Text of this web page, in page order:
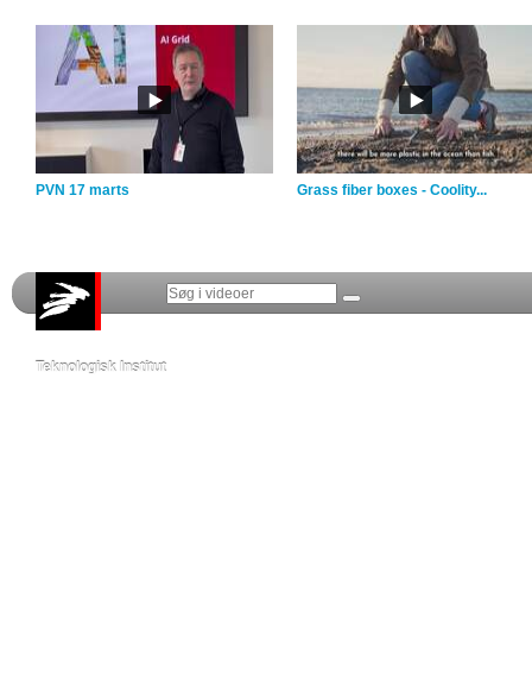
PVN 17 marts Grass fiber boxes - Coolity...
Teknologisk Institut